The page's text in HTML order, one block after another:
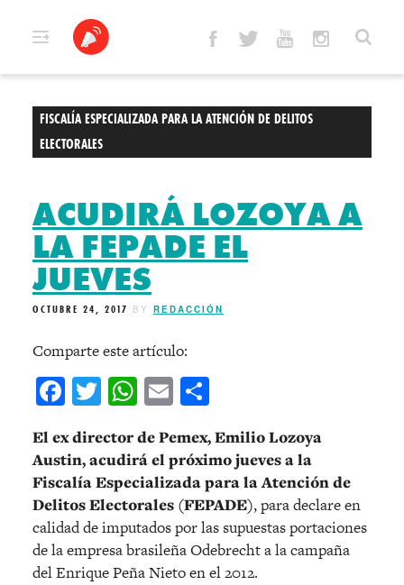
FISCALÍA ESPECIALIZADA PARA LA ATENCIÓN DE DELITOS
ELECTORALES
ACUDIRÁ LOZOYA A
LA FEPADE EL
JUEVES
OCTUBRE 24, 2017 BY REDACCIÓN
Comparte este artículo:
Facebook
Twitter
WhatsApp
Email
El ex director de Pemex, Emilio Lozoya
Austin, acudirá el próximo jueves a la
Fiscalía Especializada para la Atención de
Delitos Electorales (FEPADE), para declare en
calidad de imputados por las supuestas portaciones
de la empresa brasileña Odebrecht a la campaña
del Enrique Peña Nieto en el 2012.